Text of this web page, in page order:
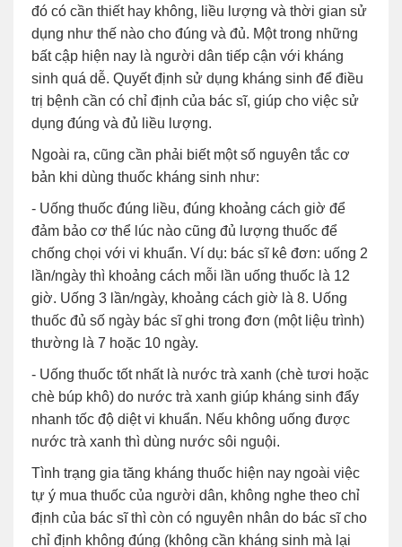
đó có cần thiết hay không, liều lượng và thời gian sử
dụng như thế nào cho đúng và đủ. Một trong những
bất cập hiện nay là người dân tiếp cận với kháng
sinh quá dễ. Quyết định sử dụng kháng sinh để điều
trị bệnh cần có chỉ định của bác sĩ, giúp cho việc sử
dụng đúng và đủ liều lượng.
Ngoài ra, cũng cần phải biết một số nguyên tắc cơ
bản khi dùng thuốc kháng sinh như:
- Uống thuốc đúng liều, đúng khoảng cách giờ để
đảm bảo cơ thể lúc nào cũng đủ lượng thuốc để
chống chọi với vi khuẩn. Ví dụ: bác sĩ kê đơn: uống 2
lần/ngày thì khoảng cách mỗi lần uống thuốc là 12
giờ. Uống 3 lần/ngày, khoảng cách giờ là 8. Uống
thuốc đủ số ngày bác sĩ ghi trong đơn (một liệu trình)
thường là 7 hoặc 10 ngày.
- Uống thuốc tốt nhất là nước trà xanh (chè tươi hoặc
chè búp khô) do nước trà xanh giúp kháng sinh đẩy
nhanh tốc độ diệt vi khuẩn. Nếu không uống được
nước trà xanh thì dùng nước sôi nguội.
Tình trạng gia tăng kháng thuốc hiện nay ngoài việc
tự ý mua thuốc của người dân, không nghe theo chỉ
định của bác sĩ thì còn có nguyên nhân do bác sĩ cho
chỉ định không đúng (không cần kháng sinh mà lại